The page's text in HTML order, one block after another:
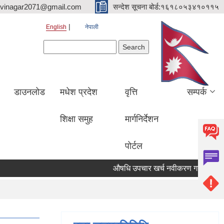
सन्देश सूचना बोर्ड:१६१८०५३४१०११५
English नेपाली
डाउनलोड मधेश प्रदेश
शिक्षा समुह
वृत्ति
मार्गनिर्देशन
पोर्टल
सम्पर्क
औषधि उपचार खर्च नवीकरण गर्ने जरुरी सूचना